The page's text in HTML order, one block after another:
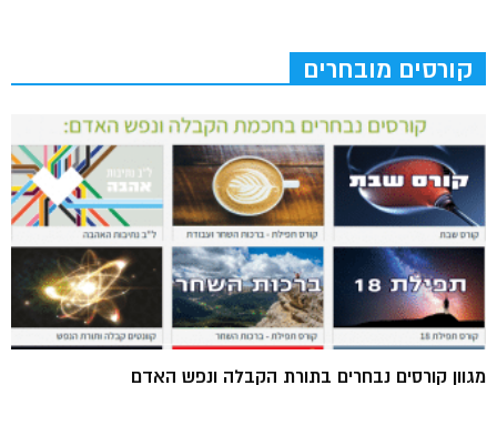
קורסים מובחרים
מגוון קורסים נבחרים בתורת הקבלה ונפש האדם